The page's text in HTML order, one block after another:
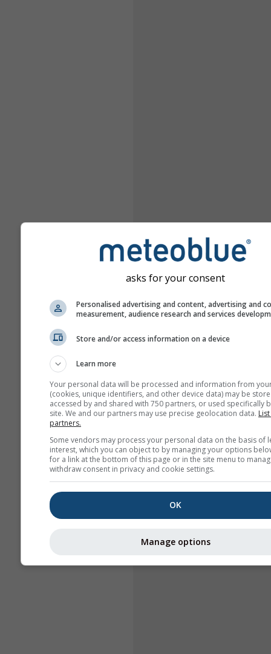
asks for your consent
Personalised advertising and content, advertising and
measurement, audience research and services
Store and/or access information on a device
Learn more
Your personal data will be processed and information from
(cookies, unique identifiers, and other device data) may be
accessed by and shared with 750 partners, or used specifically
site. We and our partners may use precise geolocation data.
partners.
Some vendors may process your personal data on the basis of
interest, which you can object to by managing your options
for a link at the bottom of this page or in the site menu to
withdraw consent in privacy and cookie settings.
OK
Manage options